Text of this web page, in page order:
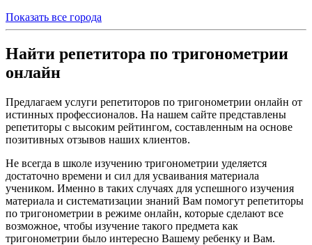
Показать все города
Найти репетитора по тригонометрии
онлайн
Предлагаем услуги репетиторов по тригонометрии онлайн от
истинных профессионалов. На нашем сайте представлены
репетиторы с высоким рейтингом, составленным на основе
позитивных отзывов наших клиентов.
Не всегда в школе изучению тригонометрии уделяется
достаточно времени и сил для усваивания материала
учеником. Именно в таких случаях для успешного изучения
материала и систематизации знаний Вам помогут репетиторы
по тригонометрии в режиме онлайн, которые сделают все
возможное, чтобы изучение такого предмета как
тригонометрии было интересно Вашему ребенку и Вам.